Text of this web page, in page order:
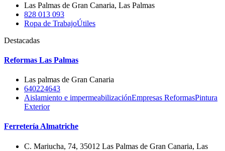
Las Palmas de Gran Canaria, Las Palmas
828 013 093
Ropa de TrabajoÚtiles
Destacadas
Reformas Las Palmas
Las palmas de Gran Canaria
640224643
Aislamiento e impermeabilizaciónEmpresas ReformasPintura
Exterior
Ferretería Almatriche
C. Mariucha, 74, 35012 Las Palmas de Gran Canaria, Las